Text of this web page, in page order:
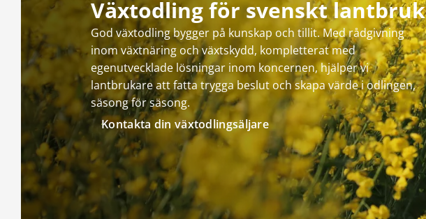
Växtodling för svenskt lantbruk
God växtodling bygger på kunskap och tillit. Med rådgivning
inom växtnäring och växtskydd, kompletterat med
egenutvecklade lösningar inom koncernen, hjälper vi
lantbrukare att fatta trygga beslut och skapa värde i odlingen,
säsong för säsong.
Kontakta din växtodlingsäljare